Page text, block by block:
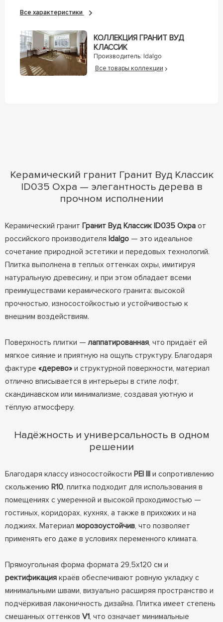
Все характеристики
КОЛЛЕКЦИЯ ГРАНИТ ВУД
КЛАССИК
Производитель: Idalgo
Все товары коллекции
Керамический гранит Гранит Вуд Классик
ID035 Охра — элегантность дерева в
прочном исполнении
Керамический гранит Гранит Вуд Классик ID035 Охраот
российского производителя Idalgo— это идеальное
сочетание природной эстетики и передовых технологий.
Плитка выполнена в теплых оттенках охры, имитируя
натуральную древесину, и при этом обладает всеми
преимуществами керамического гранита: высокой
прочностью, износостойкостью и устойчивостью к
внешним воздействиям.
Поверхность плитки —лаппатированная, что придаёт ей
мягкое сияние и приятную на ощупь структуру. Благодаря
фактуре «дерево»и структурной поверхности, материал
отлично вписывается в интерьеры в стиле лофт,
скандинавском или минимализме, создавая уютную и
тёплую атмосферу.
Надёжность и универсальность в одном
решении
Благодаря классу износостойкости PEI IIIи сопротивлению
скольжению R10, плитка подходит для использования в
помещениях с умеренной и высокой проходимостью —
гостиных, коридорах, кухнях, а также в прихожих и на
лоджиях. Материал морозоустойчив, что позволяет
применять его даже в условиях переменного климата.
Прямоугольная форма формата 29,5x120 см и
ректификациякраёв обеспечивают ровную укладку с
минимальными швами, визуально расширяя пространство и
подчёркивая лаконичность дизайна. Плитка имеет степень
смешанных оттенков V1, что означает минимальные